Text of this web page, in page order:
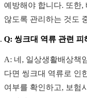
예방해야 합니다. 또한
않도록 관리하는 것도
Q: 씽크대 역류 관련 피
A: 네, 일상생활배상책
다면 씽크대 역류로 인
여부를 확인하고, 보험